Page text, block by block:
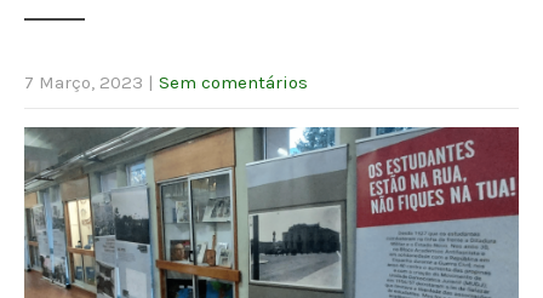
7 Março, 2023 | Sem comentários